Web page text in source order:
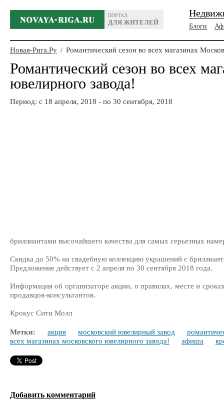
ПОРТАЛ
ДЛЯ ЖИТЕЛЕЙ
Блоги
Новая-Рига.Ру / Романтический сезон во всех магазинах
Романтический сезон во всех
ювелирного завода!
Период: c 18 апреля, 2018 - по 30 сентября, 2018
бриллиантами высочайшего качества для самых серьезных
Скидка до 50% на свадебную коллекцию украшений с
Предложение действует с 2 апреля по 30 сентября 2018 года.
Информация об организаторе акции, о правилах, месте и
продавцов-консультантов.
Крокус Сити Молл
Метки: акция московский ювелирный завод
всех магазинах московского ювелирного завода!
афиша
Добавить комментарий